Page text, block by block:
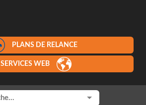
PLANS DE RELANCE
SERVICES WEB